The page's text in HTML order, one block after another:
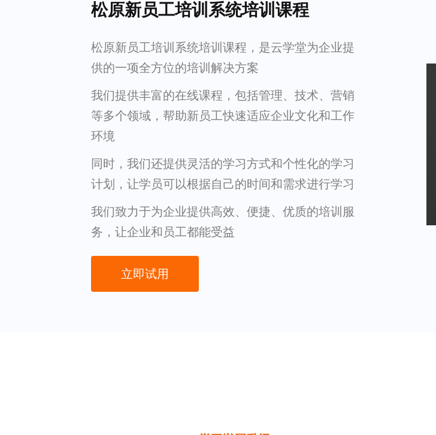
松原新员工培训系统培训课程
松原新员工培训系统培训课程，是云学堂为企业提
供的一项全方位的培训解决方案
我们提供丰富的在线课程，包括管理、技术、营销
等多个领域，帮助新员工快速适应企业文化和工作
环境
同时，我们还提供灵活的学习方式和个性化的学习
计划，让学员可以根据自己的时间和需求进行学习
我们致力于为企业提供高效、便捷、优质的培训服
务，让企业和员工都能受益
立即试用